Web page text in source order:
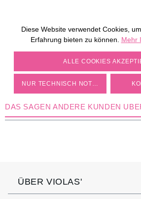
DAS SAGEN ANDERE KUNDEN
ÜBER VIOLAS'
Diese Website verwendet Cookies,
Erfahrung bieten zu können. Mehr
COOKIE-ALLE COOKIES
NUR TECHNISCH NOTWENDIGE